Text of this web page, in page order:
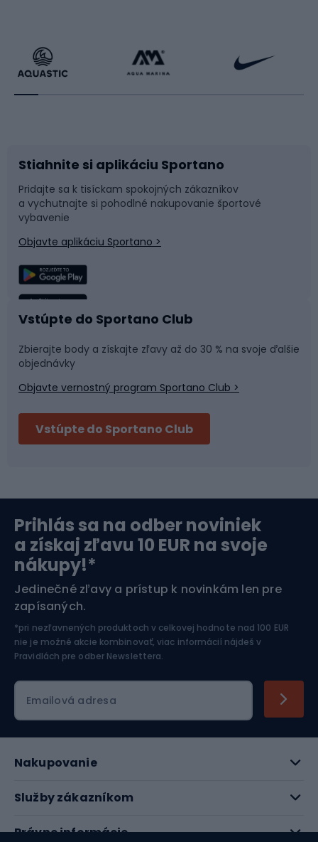
Beh
Príslušenstvo k bicyklom
Časti bicyklov
Rybolov
Športová medicína
Bushcraft
Bikepacking
Orientačný beh
Raketové športy
Sane a kĺzačky
Snowboard
Plávanie
Tímové športy
Fitness a posilňovňa
Cyklistické prilby
Lyžovanie
Športová elektronika
Jazdectvo
Stiahnite si aplikáciu Sportano
Pridajte sa k tisíckam spokojných zákazníkov
a vychutnajte si pohodlné nakupovanie športové
vybavenie
Objavte aplikáciu Sportano >
Vstúpte do Sportano Club
Zbierajte body a získajte zľavy až do 30 % na svoje ďalšie
objednávky
Objavte vernostný program Sportano Club >
Vstúpte do Sportano Club
Prihlás sa na odber noviniek
a získaj zľavu 10 EUR na svoje
nákupy!*
Jedinečné zľavy a prístup k novinkám len pre
zapísaných.
*pri nezľavnených produktoch v celkovej hodnote nad 100 EUR
nie je možné akcie kombinovať, viac informácií nájdeš v
Pravidlách pre odber Newslettera.
Emailová adresa
Nakupovanie
Služby zákazníkom
Právne informácie